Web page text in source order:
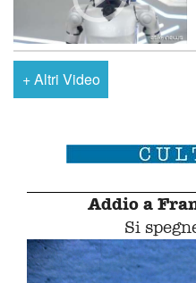
+Altri Video
Addio a
Si